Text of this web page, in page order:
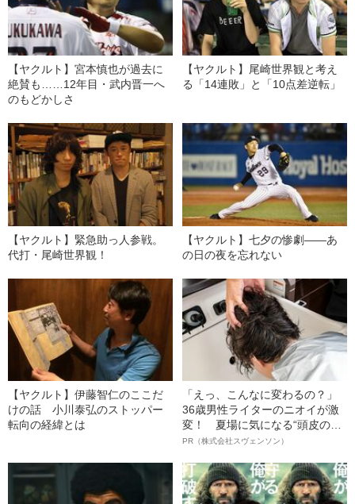
【ヤクルト】宮本慎也が過去に
絶賛も……12年目・武内晋一へ
のもどかしさ
【ヤクルト】尾崎世界観と考え
る「14連敗」と「10点差逆転」
【ヤクルト】緊急助っ人参戦。
代打・尾崎世界観！
【ヤクルト】七夕の惨劇――あ
の日の夜を忘れない
【ヤクルト】伊藤智仁のここだ
けの話 小川泰弘のストッパー
転向の経緯とは
「えっ、こんなに変わるの？」
36歳男性ライターのニオイが激
変！ 夏場に気になる“頭皮のニ
オイ”や“ベタつき”を解消す
ト”が生み出した徹底ケアとは
PR（株式会社スヴェンソン）